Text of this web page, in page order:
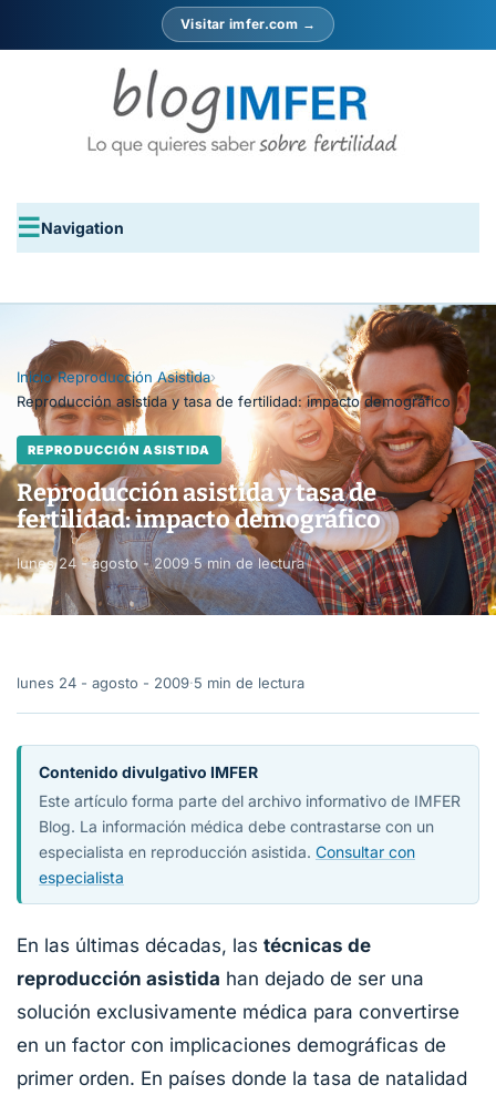
Visitar imfer.com →
Navigation
Inicio›Reproducción Asistida›
Reproducción asistida y tasa de fertilidad: impacto demográfico
REPRODUCCIÓN ASISTIDA
Reproducción asistida y tasa de
fertilidad: impacto demográfico
lunes 24 - agosto - 2009·5 min de lectura
lunes 24 - agosto - 2009·5 min de lectura
Contenido divulgativo IMFER
Este artículo forma parte del archivo informativo de IMFER
Blog. La información médica debe contrastarse con un
especialista en reproducción asistida. Consultar con
especialista
En las últimas décadas, las técnicas de
reproducción asistida han dejado de ser una
solución exclusivamente médica para convertirse
en un factor con implicaciones demográficas de
primer orden. En países donde la tasa de natalidad